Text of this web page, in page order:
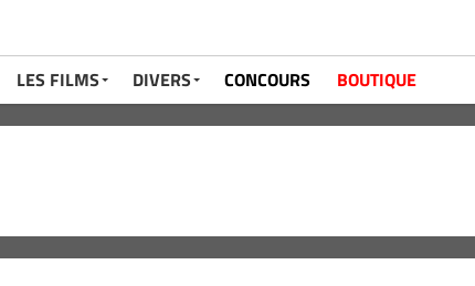
LES FILMS DIVERS CONCOURS BOUTIQUE